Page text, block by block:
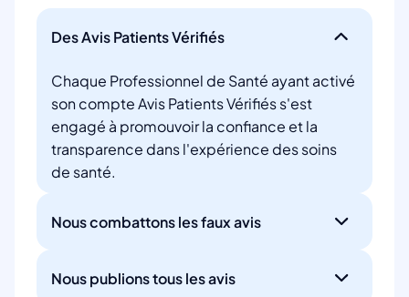
Des Avis Patients Vérifiés
Chaque Professionnel de Santé ayant activé
son compte Avis Patients Vérifiés s'est
engagé à promouvoir la confiance et la
transparence dans l'expérience des soins
de santé.
Nous combattons les faux avis
Nous publions tous les avis